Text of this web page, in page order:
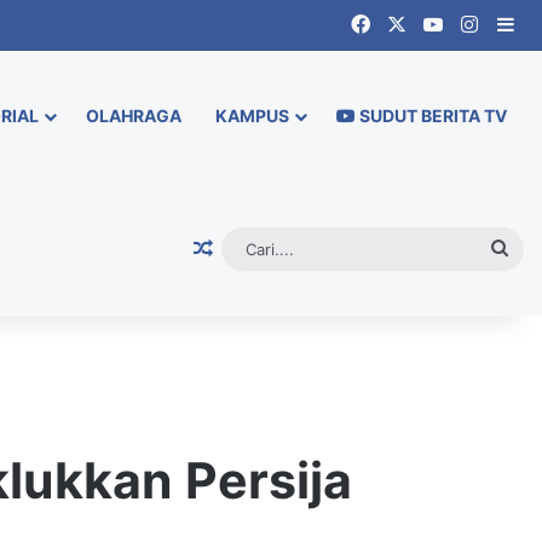
FacebookYouTube
OLAHRAGA KAMPUS SUDUT BERITA TV
Random Article
Persija